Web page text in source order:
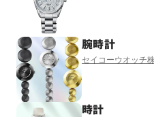
腕時計
セイコーウオッチ
時計